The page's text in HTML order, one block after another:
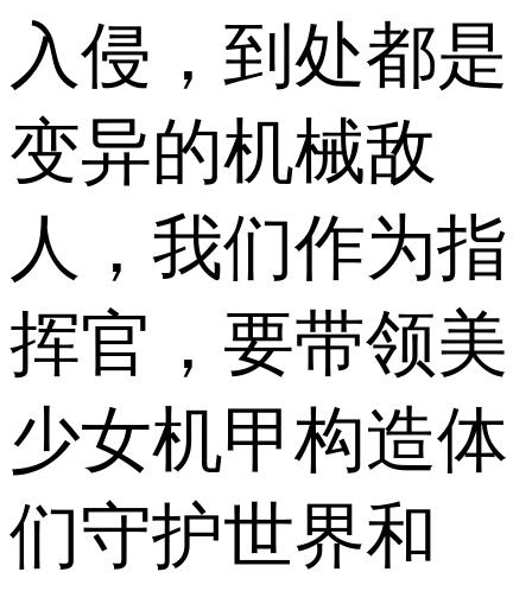
入侵，到处都是
变异的机械敌
人，我们作为指
挥官，要带领美
少女机甲构造体
们守护世界和